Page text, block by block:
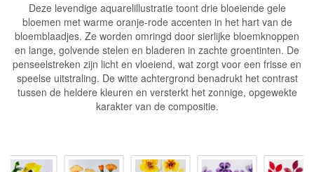
Deze levendige aquarelillustratie toont drie bloeiende gele
bloemen met warme oranje-rode accenten in het hart van de
bloemblaadjes. Ze worden omringd door sierlijke bloemknoppen
en lange, golvende stelen en bladeren in zachte groentinten. De
penseelstreken zijn licht en vloeiend, wat zorgt voor een frisse en
speelse uitstraling. De witte achtergrond benadrukt het contrast
tussen de heldere kleuren en versterkt het zonnige, opgewekte
karakter van de compositie.